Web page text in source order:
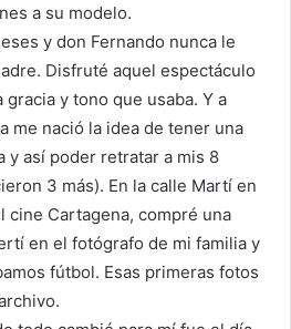
a su modelo.
y don Fernando nunca le
Disfruté aquel espectáculo
y tono que usaba. Y a
me nació la idea de tener una
y así poder retratar a mis 8
3 más). En la calle Martí en
cine Cartagena, compré una
en el fotógrafo de mi familia y
fútbol. Esas primeras fotos